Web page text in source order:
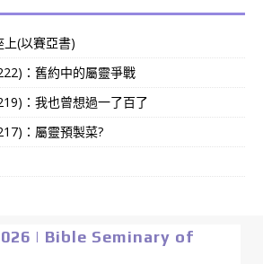
(以賽亞書)
：舊約中的屬靈爭戰
：我也曾想過一了百了
：屬靈預製菜?
| Bible Seminary of